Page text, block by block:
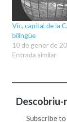
Vic, capital de la
bilingüe
10 de gener de
Entrada similar
Descobriu-
Subscribe